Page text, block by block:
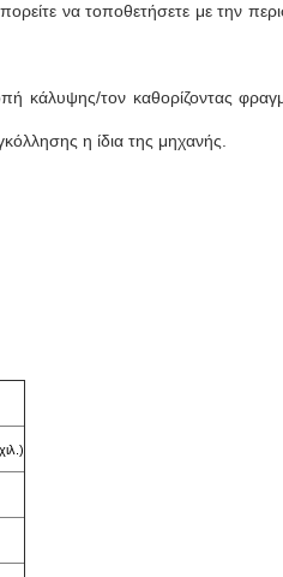
να τοποθετήσετε με την
κάλυψης/τον καθορίζοντας
η ίδια της μηχανής.